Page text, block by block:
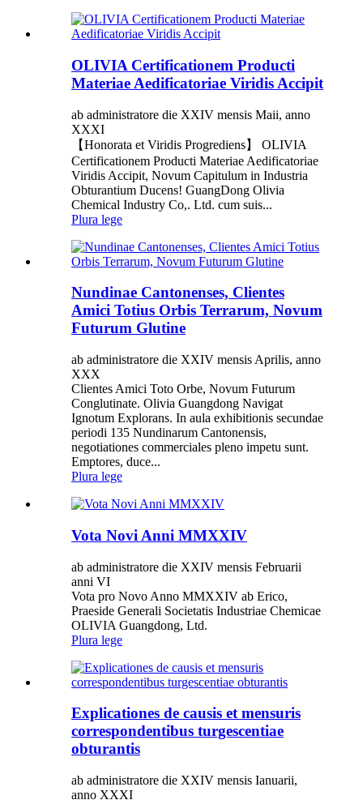
OLIVIA Certificationem Producti
Materiae Aedificatoriae Viridis Accipit
ab administratore die XXIV mensis Maii, anno
XXXI
【Honorata et Viridis Progrediens】 OLIVIA
Certificationem Producti Materiae Aedificatoriae
Viridis Accipit, Novum Capitulum in Industria
Obturantium Ducens! GuangDong Olivia
Chemical Industry Co,. Ltd. cum suis...
Plura lege
Nundinae Cantonenses, Clientes
Amici Totius Orbis Terrarum, Novum
Futurum Glutine
ab administratore die XXIV mensis Aprilis, anno
XXX
Clientes Amici Toto Orbe, Novum Futurum
Conglutinate. Olivia Guangdong Navigat
Ignotum Explorans. In aula exhibitionis secundae
periodi 135 Nundinarum Cantonensis,
negotiationes commerciales pleno impetu sunt.
Emptores, duce...
Plura lege
Vota Novi Anni MMXXIV
ab administratore die XXIV mensis Februarii
anni VI
Vota pro Novo Anno MMXXIV ab Erico,
Praeside Generali Societatis Industriae Chemicae
OLIVIA Guangdong, Ltd.
Plura lege
Explicationes de causis et mensuris
correspondentibus turgescentiae
obturantis
ab administratore die XXIV mensis Ianuarii,
anno XXXI